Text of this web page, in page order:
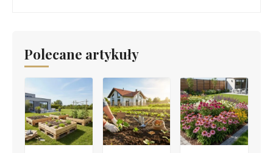
Polecane artykuły